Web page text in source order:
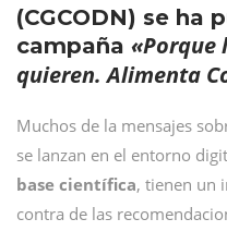
(CGCODN) se ha
campaña «Porque
quieren. Alimenta
Muchos de la mensajes
se lanzan en el entorno
base científica, tienen un
contra de las